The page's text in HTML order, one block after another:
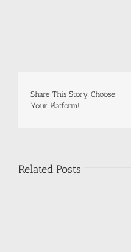
Share This Story, Choose
Your Platform!
Related Posts